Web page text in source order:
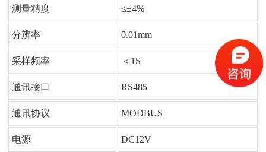
测量精度 ≤±4%
分辨率 0.01mm
采样频率 ＜1S
通讯接口 RS485
通讯协议 MODBUS
电源 DC12V